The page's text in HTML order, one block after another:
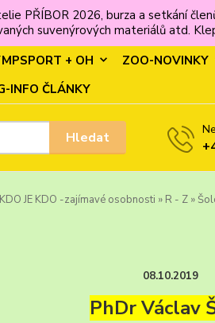
PŘÍBOR 2026, burza a setkání
suvenýrových materiálů atd.
+ OH
ZOO-NOVINKY
INFO ČLÁNKY
Hledat
KDO JE KDO -zajímavé osobnosti » R - Z »
08.10.2019
PhDr Václav